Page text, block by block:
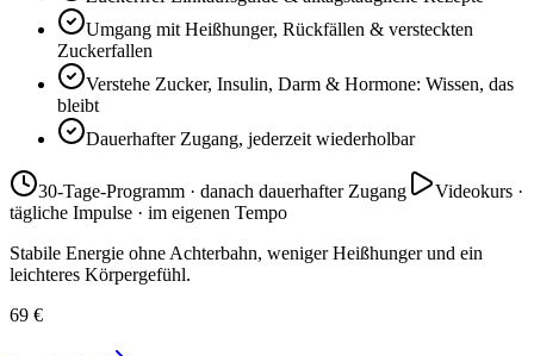
Umgang mit Heißhunger, Rückfällen & versteckten
Zuckerfallen
Verstehe Zucker, Insulin, Darm & Hormone: Wissen, das
bleibt
Dauerhafter Zugang, jederzeit wiederholbar
30-Tage-Programm · danach dauerhafter Zugang
Videokurs ·
tägliche Impulse · im eigenen Tempo
Stabile Energie ohne Achterbahn, weniger Heißhunger und ein
leichteres Körpergefühl.
69 €